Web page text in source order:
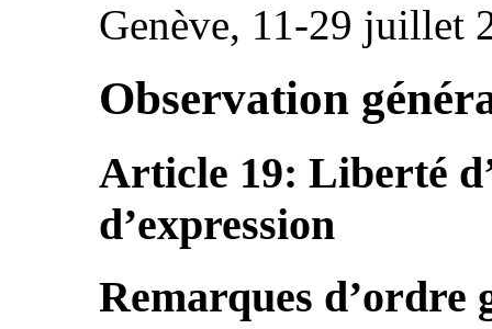
Genève, 11-29 juillet
Observation
Article 19: Liberté
d’expression
Remarques d’ordre